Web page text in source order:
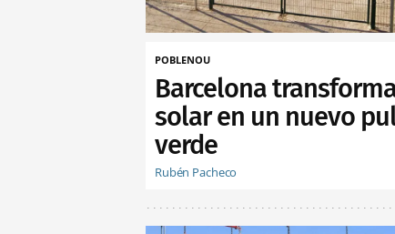
POBLENOU
Barcelona
solar en un nuevo
verde
Rubén Pacheco